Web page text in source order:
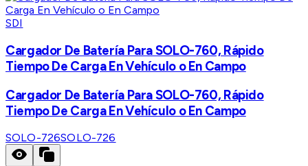
SDI
Cargador De Batería Para SOLO-760, Rápido
Tiempo De Carga En Vehículo o En Campo
Cargador De Batería Para SOLO-760, Rápido
Tiempo De Carga En Vehículo o En Campo
SOLO-726SOLO-726